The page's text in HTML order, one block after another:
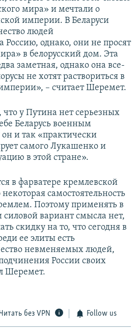
мира» и мечтали о
империи. В Беларуси
людей
однако, они не просят
» в белорусский дом. Эта
заметная, однако она все-
не хотят раствориться в
– считает Шеремет.
у Путина нет серьезных
Беларусь военным
и так «практически
самого Лукашенко и
в этой стране».
в фарватере кремлевской
самостоятельность
Поэтому применять в
вариант смысла нет,
скидку на то, что сегодня в
ее элиты есть
невменяемых людей,
России своих
Шеремет.
без VPN Follow us